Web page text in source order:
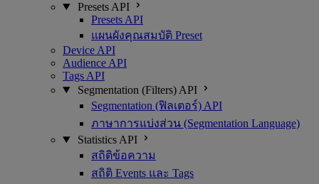
Presets API
Presets API
แผนผังคุณสมบัติ Preset
Device API
Audience API
Tags API
Segmentation (Filters) API
Segmentation (ฟิลเตอร์) API
ภาษาการแบ่งส่วน (Segmentation Language)
Statistics API
สถิติข้อความ
สถิติ Events และ Tags